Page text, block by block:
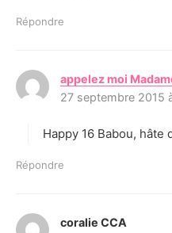
Répondre
appelez moi
27 septembre 2015
Happy 16 Babou,
Répondre
coralie CCA